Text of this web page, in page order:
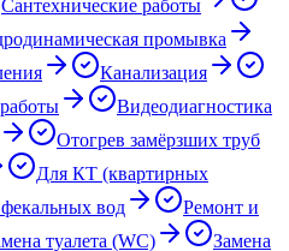
Сантехнические работы
промывка
Канализация
Видеодиагностика
Отогрев замёрзших труб
Для КТ (квартирных
вод
Ремонт и
туалета (WC)
Замена